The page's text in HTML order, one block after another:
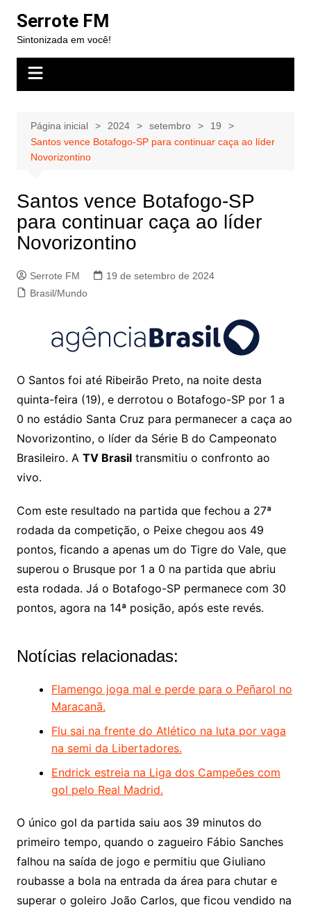
para
conteúdo
Serrote FM
Sintonizada em você!
Página inicial 2024 setembro
19
Santos vence Botafogo-SP para continuar caça ao líder
Novorizontino
Santos vence Botafogo-SP
para continuar caça ao líder
Novorizontino
Serrote FM
19 de setembro de 2024
Brasil/Mundo
O Santos foi até Ribeirão Preto, na noite desta
quinta-feira (19), e derrotou o Botafogo-SP por 1 a
0 no estádio Santa Cruz para permanecer a caça ao
Novorizontino, o líder da Série B do Campeonato
Brasileiro. A TV Brasiltransmitiu o confronto ao
vivo.
Com este resultado na partida que fechou a 27ª
rodada da competição, o Peixe chegou aos 49
pontos, ficando a apenas um do Tigre do Vale, que
superou o Brusque por 1 a 0 na partida que abriu
esta rodada. Já o Botafogo-SP permanece com 30
pontos, agora na 14ª posição, após este revés.
Notícias relacionadas:
Flamengo joga mal e perde para o Peñarol no
Maracanã.
Flu sai na frente do Atlético na luta por vaga
na semi da Libertadores.
Endrick estreia na Liga dos Campeões com
gol pelo Real Madrid.
O único gol da partida saiu aos 39 minutos do
primeiro tempo, quando o zagueiro Fábio Sanches
falhou na saída de jogo e permitiu que Giuliano
roubasse a bola na entrada da área para chutar e
superar o goleiro João Carlos, que ficou vendido na